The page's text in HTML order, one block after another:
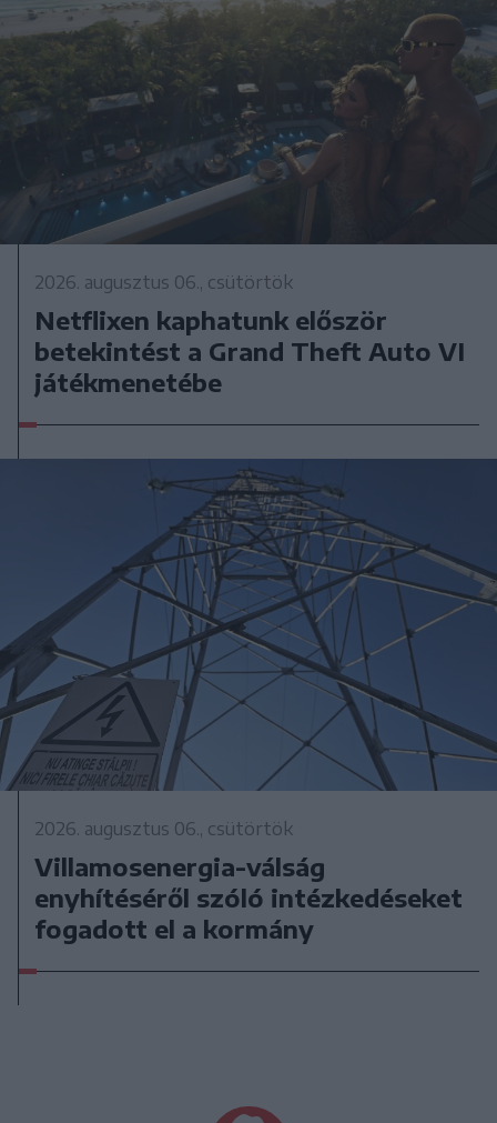
2026. augusztus 06., csütörtök
Netflixen kaphatunk először
betekintést a Grand Theft Auto VI
játékmenetébe
2026. augusztus 06., csütörtök
Villamosenergia-válság
enyhítéséről szóló intézkedéseket
fogadott el a kormány